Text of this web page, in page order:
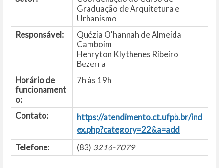
Graduação de Arquitetura e
Urbanismo
Responsável:
Quézia O'hannah de Almeida
Camboim
Henryton Klythenes Ribeiro
Bezerra
Horário de
funcionament
o:
7h às 19h
Contato:
https://atendimento.ct.ufpb.br/ind
ex.php?category=22&a=add
Telefone:
(83) 3216-7079